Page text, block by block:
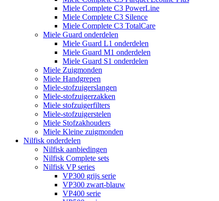
Miele Complete C3 PowerLine
Miele Complete C3 Silence
Miele Complete C3 TotalCare
Miele Guard onderdelen
Miele Guard L1 onderdelen
Miele Guard M1 onderdelen
Miele Guard S1 onderdelen
Miele Zuigmonden
Miele Handgrepen
Miele-stofzuigerslangen
Miele-stofzuigerzakken
Miele stofzuigerfilters
Miele-stofzuigerstelen
Miele Stofzakhouders
Miele Kleine zuigmonden
Nilfisk onderdelen
Nilfisk aanbiedingen
Nilfisk Complete sets
Nilfisk VP series
VP300 grijs serie
VP300 zwart-blauw
VP400 serie